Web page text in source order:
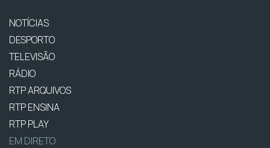
NOTÍCIAS
DESPORTO
TELEVISÃO
RÁDIO
RTP ARQUIVOS
RTP ENSINA
RTP PLAY
EM DIRETO